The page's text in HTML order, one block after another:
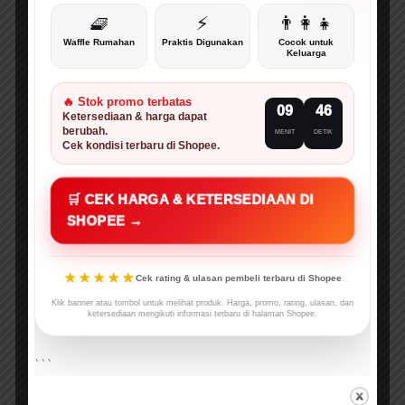
🧇
Waffle Rumahan
⚡
Praktis Digunakan
👨‍👩‍👧
Cocok untuk
Keluarga
🔥 Stok promo terbatas
Ketersediaan & harga dapat
berubah.
Cek kondisi terbaru di Shopee.
09
MENIT
45
DETIK
🛒 CEK HARGA & KETERSEDIAAN DI
SHOPEE →
★★★★★Cek rating & ulasan pembeli terbaru di Shopee
Klik banner atau tombol untuk melihat produk. Harga, promo, rating, ulasan, dan
ketersediaan mengikuti informasi terbaru di halaman Shopee.
```